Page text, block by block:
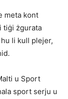
meta kont
tiġi żgurata
li kull plejer,
u Sport
sport serju u